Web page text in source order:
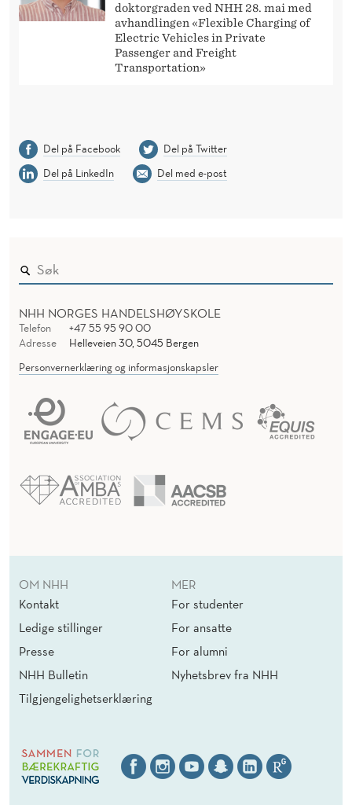
doktorgraden ved NHH 28. mai med
avhandlingen «Flexible Charging of
Electric Vehicles in Private
Passenger and Freight
Transportation»
Del på Facebook
Del på Twitter
Del på LinkedIn
Del med e-post
NHH NORGES HANDELSHØYSKOLE
Telefon
+47 55 95 90 00
Adresse
Helleveien 30, 5045 Bergen
Personvernerklæring og informasjonskapsler
OM NHH
Kontakt
Ledige stillinger
Presse
NHH Bulletin
Tilgjengelighetserklæring
MER
For studenter
For ansatte
For alumni
Nyhetsbrev fra NHH